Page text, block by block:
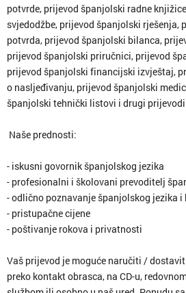
potvrde, prijevod španjolski radne
svjedodžbe, prijevod španjolski rješenja,
potvrda, prijevod španjolski bilanca,
prijevod španjolski priručnici, prijevod
prijevod španjolski financijski izvještaj,
o nasljeđivanju, prijevod španjolski
španjolski tehnički listovi i drugi
Naše prednosti:
- iskusni govornik španjolskog jezika
- profesionalni i školovani prevoditelj
- odlično poznavanje španjolskog jezika i
- pristupačne cijene
- poštivanje rokova i privatnosti
Vaš prijevod je moguće naručiti /
preko kontakt obrasca, na CD-u,